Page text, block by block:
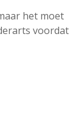
het moet
voordat